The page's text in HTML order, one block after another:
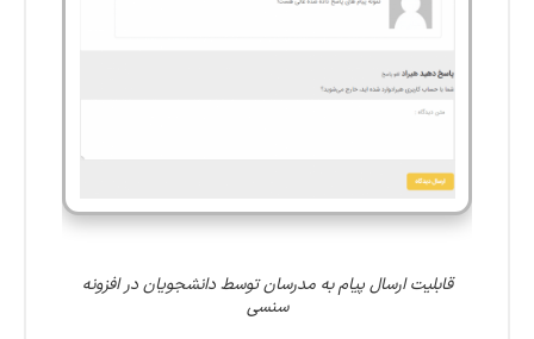
قابلیت ارسال پیام به مدرسان توسط دانشجویان در افزونه
سنسی